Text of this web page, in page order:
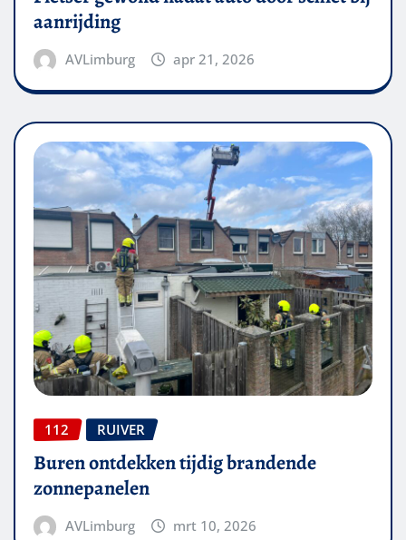
aanrijding
AVLimburg apr 21, 2026
112 RUIVER
Buren ontdekken tijdig brandende
zonnepanelen
AVLimburg mrt 10, 2026